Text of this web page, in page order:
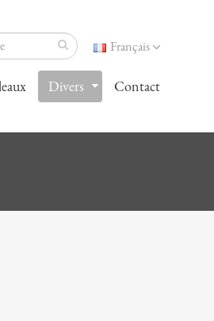
Français
Divers Contact